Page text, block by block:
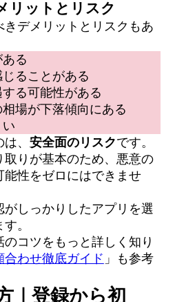
リットとリスク
デメリットとリスクもあ
る
ることがある
る可能性がある
場が下落傾向にある
、 安全面のリスクです。
りが基本のため、悪意の
性をゼロにはできませ
しっかりしたアプリを選
。
コツをもっと詳しく知り
合わせ徹底ガイド 」も参考
｜登録から初